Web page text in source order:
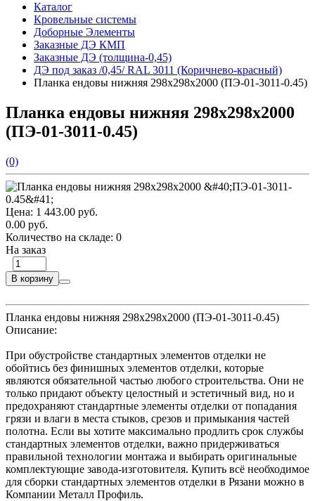
Каталог
Кровельные системы
Доборные Элементы
Заказные ДЭ КМП
Заказные ДЭ (толщина-0,45)
ДЭ под заказ /0,45/ RAL 3011 (Коричнево-красный)
Планка ендовы нижняя 298х298х2000 (ПЭ-01-3011-0.45)
Планка ендовы нижняя 298х298х2000
(ПЭ-01-3011-0.45)
(0)
Цена: 1 443.00 руб.
0.00 руб.
Количество на складе: 0
На заказ
В корзину
Планка ендовы нижняя 298х298х2000 (ПЭ-01-3011-0.45)
Описание:
При обустройстве стандартных элементов отделки не
обойтись без финишных элементов отделки, которые
являются обязательной частью любого строительства. Они не
только придают объекту целостный и эстетичный вид, но и
предохраняют стандартные элементы отделки от попадания
грязи и влаги в места стыков, срезов и примыкания частей
полотна. Если вы хотите максимально продлить срок службы
стандартных элементов отделки, важно придерживаться
правильной технологии монтажа и выбирать оригинальные
комплектующие завода-изготовителя. Купить всё необходимое
для сборки стандартных элементов отделки в Рязани можно в
Компании Металл Профиль.